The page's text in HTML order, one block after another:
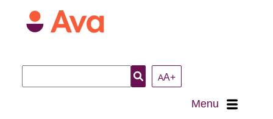
:
AA+
Menu